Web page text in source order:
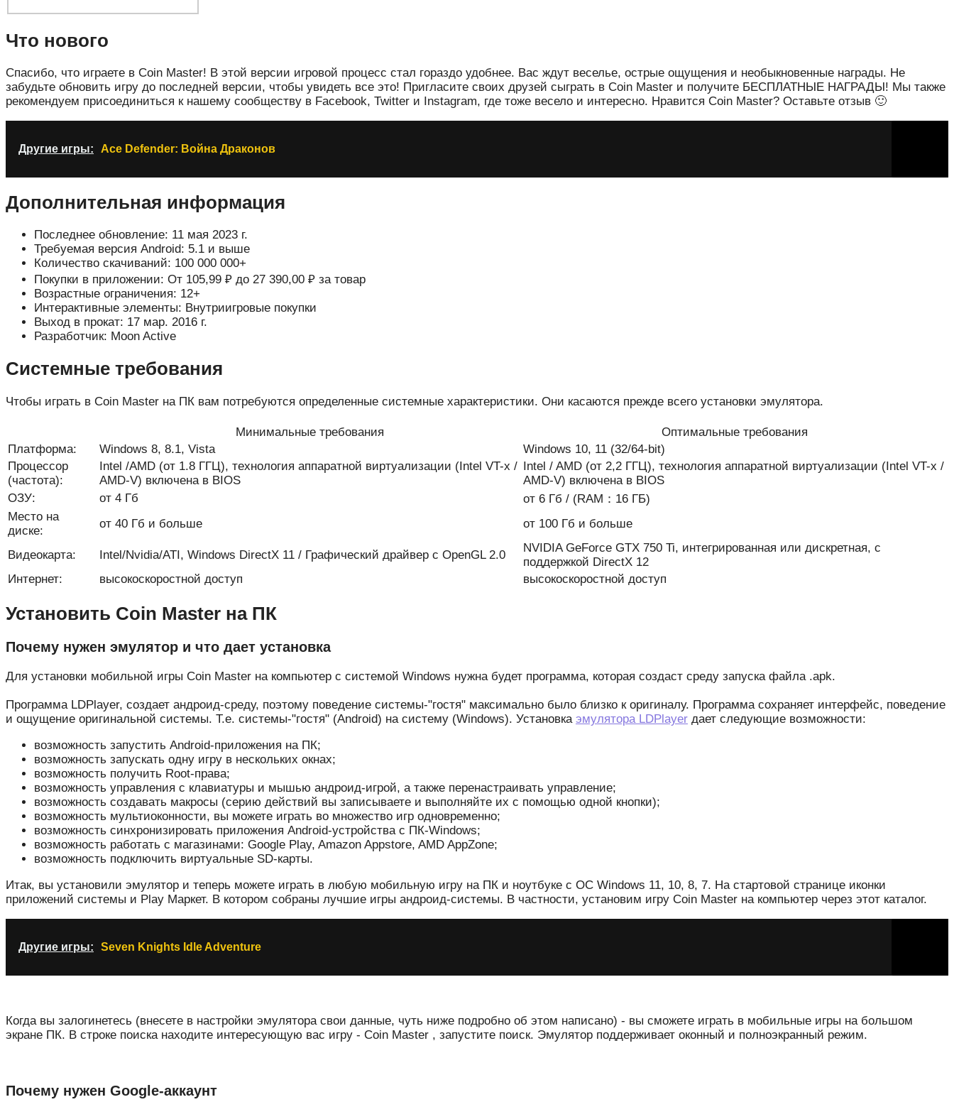
Что нового
Спасибо, что играете в Coin Master! В этой версии игровой процесс стал гораздо удобнее. Вас ждут веселье, острые ощущения и необыкновенные награды. Не
забудьте обновить игру до последней версии, чтобы увидеть все это! Пригласите своих друзей сыграть в Coin Master и получите БЕСПЛАТНЫЕ НАГРАДЫ! Мы также
рекомендуем присоединиться к нашему сообществу в Facebook, Twitter и Instagram, где тоже весело и интересно. Нравится Coin Master? Оставьте отзыв 🙂
Другие игры: Ace Defender: Война Драконов
Дополнительная информация
Последнее обновление: 11 мая 2023 г.
Требуемая версия Android: 5.1 и выше
Количество скачиваний: 100 000 000+
Покупки в приложении: От 105,99 ₽ до 27 390,00 ₽ за товар
Возрастные ограничения: 12+
Интерактивные элементы: Внутриигровые покупки
Выход в прокат: 17 мар. 2016 г.
Разработчик: Moon Active
Системные требования
Чтобы играть в Coin Master на ПК вам потребуются определенные системные характеристики. Они касаются прежде всего установки эмулятора.
Минимальные требования
Оптимальные требования
Платформа:
Windows 8, 8.1, Vista
Windows 10, 11 (32/64-bit)
Процессор
(частота):
Intel /AMD (от 1.8 ГГЦ), технология аппаратной виртуализации (Intel VT-x /
AMD-V) включена в BIOS
Intel / AMD (от 2,2 ГГЦ), технология аппаратной виртуализации (Intel VT-x /
AMD-V) включена в BIOS
ОЗУ:
от 4 Гб
от 6 Гб / (RAM：16 ГБ)
Место на
диске:
от 40 Гб и больше от 100 Гб и больше
Видеокарта: Intel/Nvidia/ATI, Windows DirectX 11 / Графический драйвер с OpenGL 2.0
NVIDIA GeForce GTX 750 Ti, интегрированная или дискретная, с
поддержкой DirectX 12
Интернет:
высокоскоростной доступ высокоскоростной доступ
Установить Coin Master на ПК
Почему нужен эмулятор и что дает установка
Для установки мобильной игры Coin Master на компьютер с системой Windows нужна будет программа, которая создаст среду запуска файла .apk.
Программа LDPlayer, создает андроид-среду, поэтому поведение системы-"гостя" максимально было близко к оригиналу. Программа сохраняет интерфейс, поведение
и ощущение оригинальной системы. Т.е. системы-"гостя" (Android) на систему (Windows). Установка эмулятора LDPlayer дает следующие возможности:
возможность запустить Android-приложения на ПК;
возможность запускать одну игру в нескольких окнах;
возможность получить Root-права;
возможность управления с клавиатуры и мышью андроид-игрой, а также перенастраивать управление;
возможность создавать макросы (серию действий вы записываете и выполняйте их с помощью одной кнопки);
возможность мультиоконности, вы можете играть во множество игр одновременно;
возможность синхронизировать приложения Android-устройства с ПК-Windows;
возможность работать с магазинами: Google Play, Amazon Appstore, AMD AppZone;
возможность подключить виртуальные SD-карты.
Итак, вы установили эмулятор и теперь можете играть в любую мобильную игру на ПК и ноутбуке с ОС Windows 11, 10, 8, 7. На стартовой странице иконки
приложений системы и Play Маркет. В котором собраны лучшие игры андроид-системы. В частности, установим игру Coin Master на компьютер через этот каталог.
Другие игры: Seven Knights Idle Adventure
Когда вы залогинетесь (внесете в настройки эмулятора свои данные, чуть ниже подробно об этом написано) - вы сможете играть в мобильные игры на большом
экране ПК. В строке поиска находите интересующую вас игру - Coin Master , запустите поиск. Эмулятор поддерживает оконный и полноэкранный режим.
Почему нужен Google-аккаунт